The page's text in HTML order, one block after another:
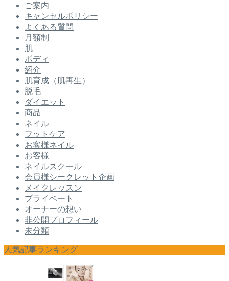
ご案内
キャンセルポリシー
よくある質問
月額制
肌
ボディ
紹介
肌育成（肌再生）
脱毛
ダイエット
商品
ネイル
フットケア
お客様ネイル
お客様
ネイルスクール
会員様シークレット企画
メイクレッスン
プライベート
オーナーの想い
非公開プロフィール
未分類
人気記事ランキング